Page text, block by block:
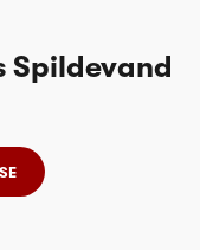
Spildevand